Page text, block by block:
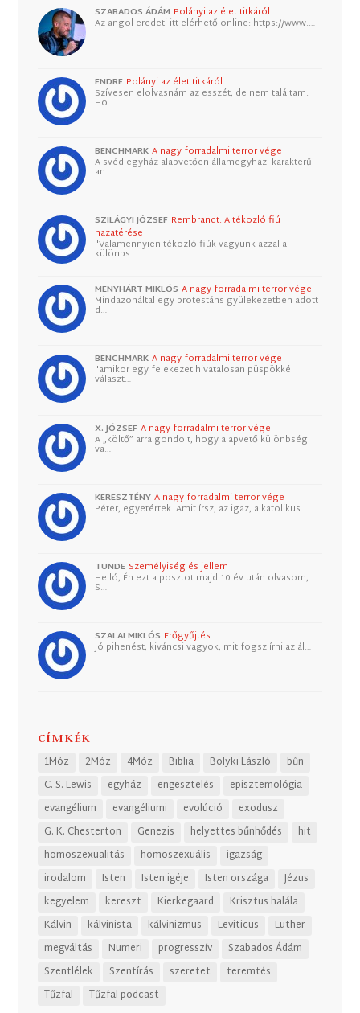
SZABADOS ÁDÁM Polányi az élet titkáról
Az angol eredeti itt elérhető online: https://www.…
ENDRE Polányi az élet titkáról
Szívesen elolvasnám az esszét, de nem találtam.
Ho…
BENCHMARK A nagy forradalmi terror vége
A svéd egyház alapvetően államegyházi karakterű
an…
SZILÁGYI JÓZSEF Rembrandt: A tékozló fiú
hazatérése
"Valamennyien tékozló fiúk vagyunk azzal a
különbs…
MENYHÁRT MIKLÓS A nagy forradalmi terror vége
Mindazonáltal egy protestáns gyülekezetben adott
d…
BENCHMARK A nagy forradalmi terror vége
"amikor egy felekezet hivatalosan püspökké
választ…
X. JÓZSEF A nagy forradalmi terror vége
A „költő” arra gondolt, hogy alapvető különbség
va…
KERESZTÉNY A nagy forradalmi terror vége
Péter, egyetértek. Amit írsz, az igaz, a katolikus…
TUNDE Személyiség és jellem
Helló, Én ezt a posztot majd 10 év után olvasom,
S…
SZALAI MIKLÓS Erőgyűjtés
Jó pihenést, kiváncsi vagyok, mit fogsz írni az ál…
CÍMKÉK
1Móz 2Móz 4Móz Biblia Bolyki László
bűn
C. S. Lewis
egyház engesztelés
episztemológia
evangélium
evangéliumi evolúció
exodusz
G. K. Chesterton
Genezis helyettes bűnhődés
hit
homoszexualitás
homoszexuális
igazság
irodalom
Isten Isten igéje Isten országa
Jézus
kegyelem
kereszt Kierkegaard
Krisztus halála
Kálvin
kálvinista kálvinizmus Leviticus
Luther
megváltás
Numeri progresszív
Szabados Ádám
Szentlélek
Szentírás szeretet
teremtés
Tűzfal
Tűzfal podcast